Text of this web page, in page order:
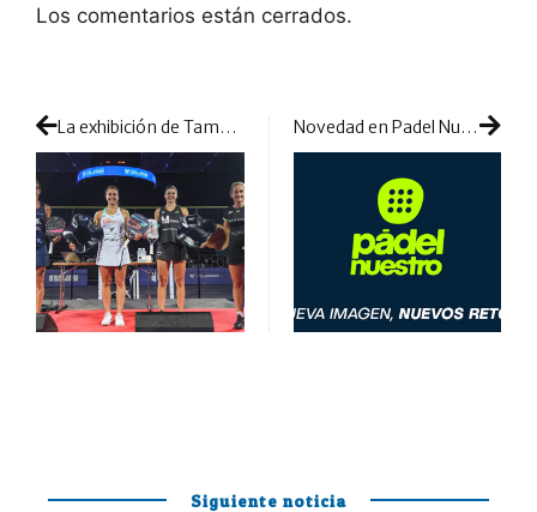
Los comentarios están cerrados.
La exhibición de Tampere dejó cuatro sorprendentes campeones Novedad en Padel Nuestro: apuesta por la evolución con nueva imagen de marca
Siguiente noticia